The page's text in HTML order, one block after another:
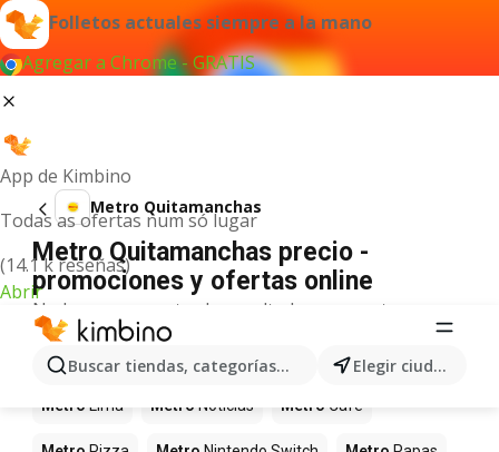
Folletos actuales siempre a la mano
Agregar a Chrome - GRATIS
App de Kimbino
Todas as ofertas num só lugar
(14.1 k reseñas)
Abrir
Buscar tiendas, categorías, productos... Elegir ciudad
Metro Quitamanchas
Metro Quitamanchas precio -
promociones y ofertas online
No hemos encontrado resultados para este
término.
Más productos en tiendas Metro
Metro Lima Metro Noticias Metro Café